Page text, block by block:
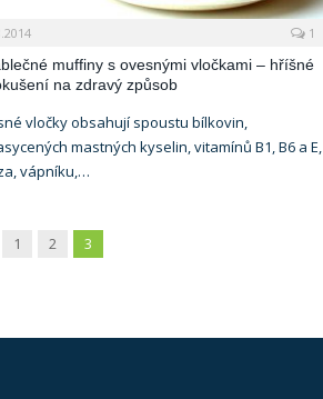
1
muffiny s ovesnými vločkami – hříšné
na zdravý způsob
vločky obsahují spoustu bílkovin,
mastných kyselin, vitamínů B1, B6 a E,
vápníku,…
1 2 3